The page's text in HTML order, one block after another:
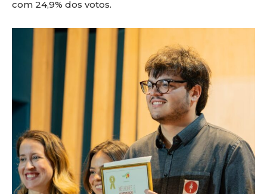
com 24,9% dos votos.